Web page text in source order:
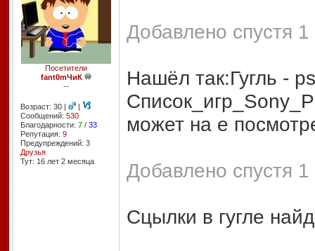
Посетители
fant0mЧиК
--
Возраст: 30 |
|
Сообщений: 530
Благодарности: 7/ 33
Репутация: 9
Предупреждений: 3
Друзья
Тут: 16 лет 2 месяцa
Добавлено спустя
Нашёл так:Гугль -
может на е
Добавлено спустя
Сцылки в гугле